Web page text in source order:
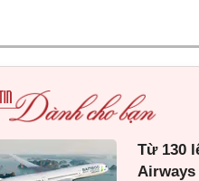
Từ 130